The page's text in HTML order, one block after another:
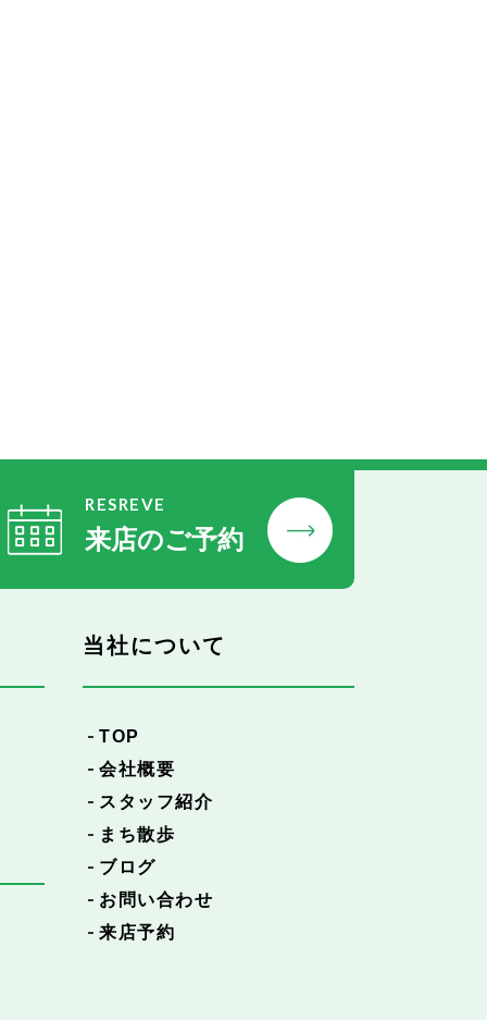
RESREVE
来店のご予約
当社について
TOP
会社概要
スタッフ紹介
まち散歩
ブログ
お問い合わせ
来店予約